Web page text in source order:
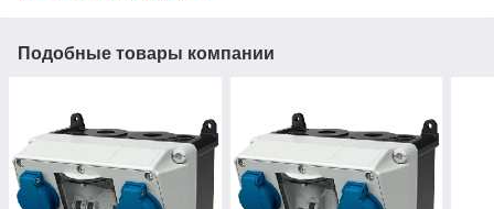
Подобные товары компании